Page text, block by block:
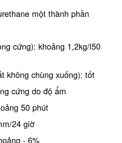
một thành phần
khoảng 1,2kg/l50
chùng xuống): tốt
cứng do độ ẩm
50 phút
24 giờ
- 6%